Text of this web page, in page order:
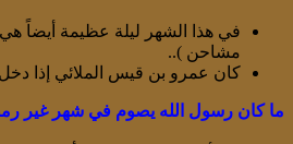
في هذا الشهر ليلة عظيمة أيضاً
مشاحن )..
كان عمرو بن قيس الملائي إذا
ما كان رسول الله يصوم في شهر غير